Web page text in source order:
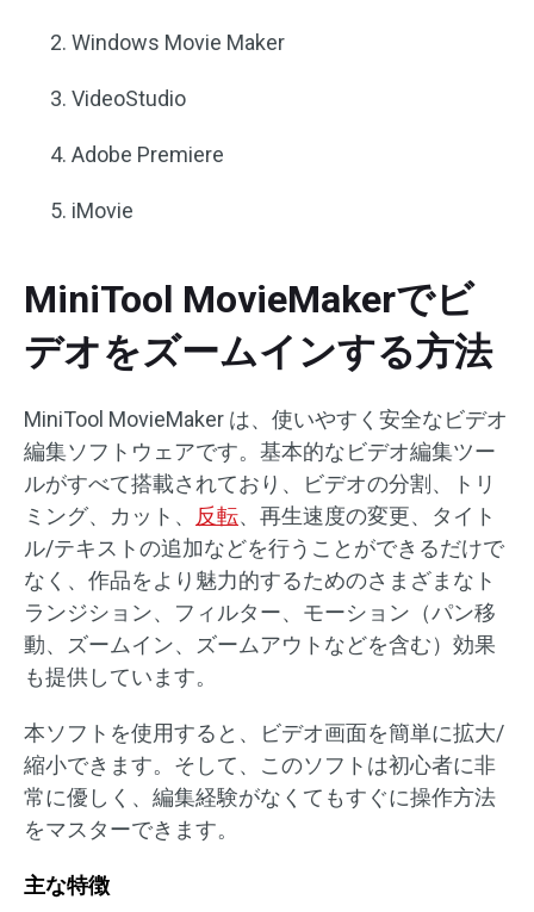
Windows Movie Maker
VideoStudio
Adobe Premiere
iMovie
MiniTool MovieMakerでビ
デオをズームインする方法
MiniTool MovieMaker は、使いやすく安全なビデオ
編集ソフトウェアです。基本的なビデオ編集ツー
ルがすべて搭載されており、ビデオの分割、トリ
ミング、カット、 反転、再生速度の変更、タイト
ル/テキストの追加などを行うことができるだけで
なく、作品をより魅力的するためのさまざまなト
ランジション、フィルター、モーション（パン移
動、ズームイン、ズームアウトなどを含む）効果
も提供しています。
本ソフトを使用すると、ビデオ画面を簡単に拡大/
縮小できます。そして、このソフトは初心者に非
常に優しく、編集経験がなくてもすぐに操作方法
をマスターできます。
主な特徴